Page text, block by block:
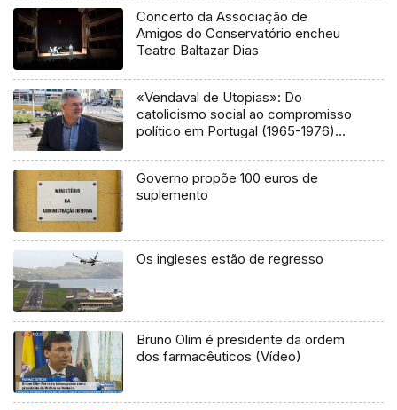
Concerto da Associação de
Amigos do Conservatório encheu
Teatro Baltazar Dias
«Vendaval de Utopias»: Do
catolicismo social ao compromisso
político em Portugal (1965-1976)
Governo propõe 100 euros de
suplemento
Os ingleses estão de regresso
Bruno Olim é presidente da ordem
dos farmacêuticos (Vídeo)